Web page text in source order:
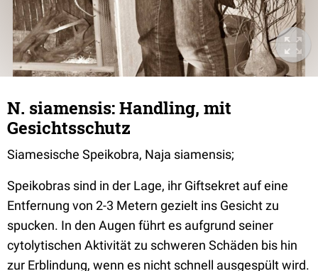
N. siamensis: Handling, mit
Gesichtsschutz
Siamesische Speikobra, Naja siamensis;
Speikobras sind in der Lage, ihr Giftsekret auf eine
Entfernung von 2-3 Metern gezielt ins Gesicht zu
spucken. In den Augen führt es aufgrund seiner
cytolytischen Aktivität zu schweren Schäden bis hin
zur Erblindung, wenn es nicht schnell ausgespült wird.